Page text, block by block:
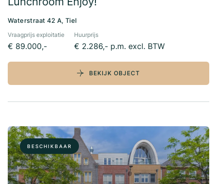
Waterstraat 42 A, Tiel
Vraagprijs exploitatie
€ 89.000,-
Huurprijs
€ 2.286,- p.m. excl. BTW
BEKIJK OBJECT
BESCHIKBAAR